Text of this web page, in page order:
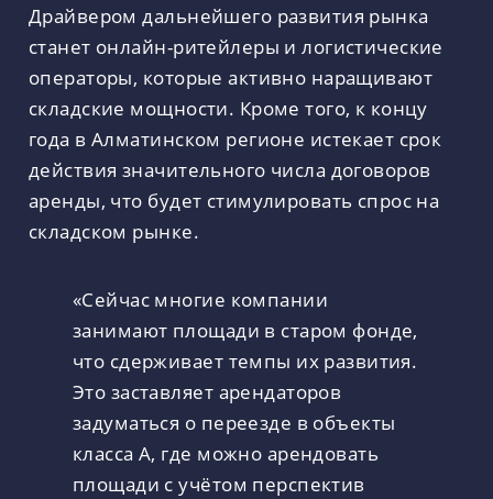
Драйвером дальнейшего развития рынка
станет онлайн-ритейлеры и логистические
операторы, которые активно наращивают
складские мощности. Кроме того, к концу
года в Алматинском регионе истекает срок
действия значительного числа договоров
аренды, что будет стимулировать спрос на
складском рынке.
«Сейчас многие компании
занимают площади в старом фонде,
что сдерживает темпы их развития.
Это заставляет арендаторов
задуматься о переезде в объекты
класса А, где можно арендовать
площади с учётом перспектив